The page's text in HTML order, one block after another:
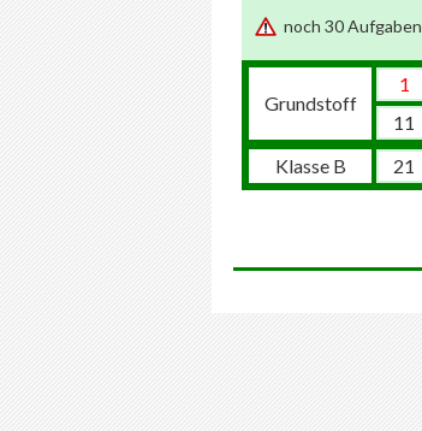
noch 30 Aufgaben
Grundstoff
1
11
Klasse B
21